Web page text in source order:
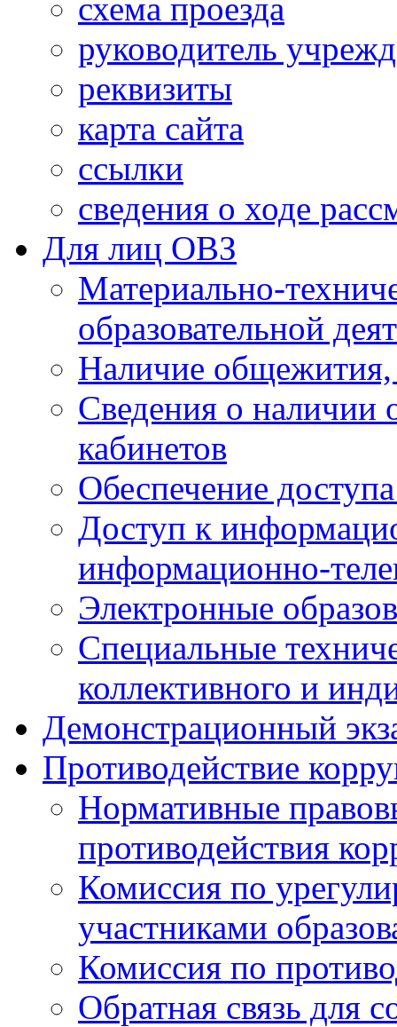
схема проезда
руководитель
реквизиты
карта сайта
ссылки
сведения о ходе
Для лиц ОВЗ
Материально-
образовательной
Наличие общежития,
Сведения о наличии
кабинетов
Обеспечение
Доступ к
информационно-
Электронные
Специальные
коллективного и
Демонстрационный
Противодействие
Нормативные
противодействия
Комиссия по
участниками
Комиссия по
Обратная связь для